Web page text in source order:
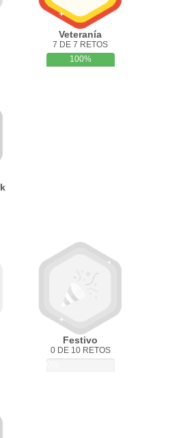
Veteranía
7 DE 7 RETOS
100%
Festivo
0 DE 10 RETOS